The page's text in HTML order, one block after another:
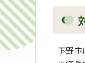
下野市